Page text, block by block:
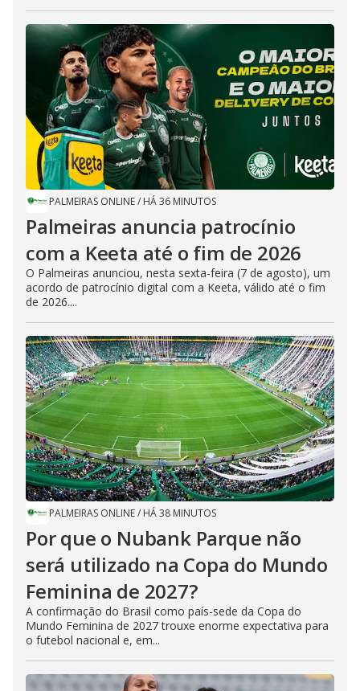
PALMEIRAS ONLINE/ HÁ 36 MINUTOS
Palmeiras anuncia patrocínio
com a Keeta até o fim de 2026
O Palmeiras anunciou, nesta sexta-feira (7 de agosto), um
acordo de patrocínio digital com a Keeta, válido até o fim
de 2026....
PALMEIRAS ONLINE/ HÁ 38 MINUTOS
Por que o Nubank Parque não
será utilizado na Copa do Mundo
Feminina de 2027?
A confirmação do Brasil como país-sede da Copa do
Mundo Feminina de 2027 trouxe enorme expectativa para
o futebol nacional e, em...